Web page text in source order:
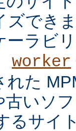
ズでき
ーラビ
worker
れた
古いソ
るサイ